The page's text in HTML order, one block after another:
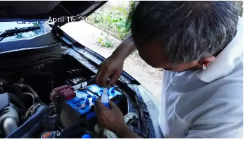
CarsOto April 16, 2026